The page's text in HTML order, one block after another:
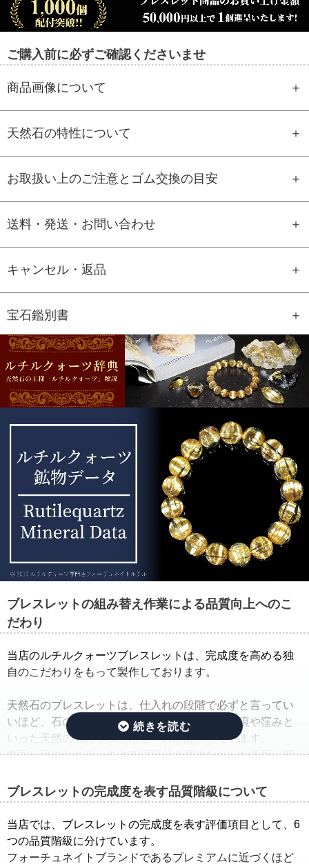
ご購入前に必ずご確認くださいませ
商品画像について
天然石の特性について
お取扱い上のご注意とゴム交換の目安
送料・発送・お問い合わせ
キャンセル・返品
宝石鑑別書
GEM REPORT
ご注文商品の宝石鑑別書をご用意す
ることもできます。
ブレスレットの組み替え作業による品質向上へのこ
だわり
当店のルチルクォーツブレスレットは、完成度を高める独
自のこだわりをもって製作しております。
天然石のブレスレットは、仕入れの段階で必ずと言ってい
いほど、石の品質のバラつきが生じ、クラック痕や窪みと
いった天然の痕跡を残したビーズが混ざっています。
表面に現れたクラックや空洞部分の磨けなかった箇所、部
ばれています。
そこで当店では、ルチルクォーツブレスレットを仕入れた
ままの状態でご紹介するのではなく、手間ひまをかけた
「組み替え作業」を行っています。
ブレスレットの完成度を表す品質階級について
当店では、ブレスレットの完成度を表す評価項目として、6
つの品質階級に分けています。
フォーチュネイトブランドであるプレミアムに近づくほど